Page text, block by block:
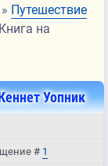
» Путешествие
на
Уопник
# 1